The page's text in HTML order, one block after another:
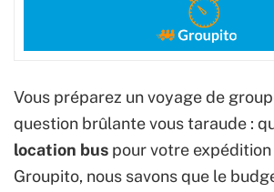
Vous préparez un voyage de
question brûlante vous taraude :
location bus pour votre expédition
Groupito, nous savons que le